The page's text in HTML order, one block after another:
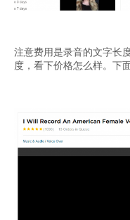
注意费用是录音的文字长
度，看下价格怎么样。下